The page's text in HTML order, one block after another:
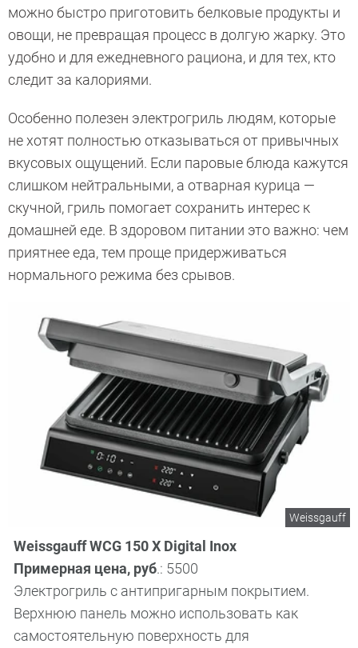
можно быстро приготовить белковые продукты и
овощи, не превращая процесс в долгую жарку. Это
удобно и для ежедневного рациона, и для тех, кто
следит за калориями.
Особенно полезен электрогриль людям, которые
не хотят полностью отказываться от привычных
вкусовых ощущений. Если паровые блюда кажутся
слишком нейтральными, а отварная курица —
скучной, гриль помогает сохранить интерес к
домашней еде. В здоровом питании это важно: чем
приятнее еда, тем проще придерживаться
нормального режима без срывов.
Weissgauff
Weissgauff WCG 150 X Digital Inox
Примерная цена, руб.: 5500
Электрогриль с антипригарным покрытием.
Верхнюю панель можно использовать как
самостоятельную поверхность для